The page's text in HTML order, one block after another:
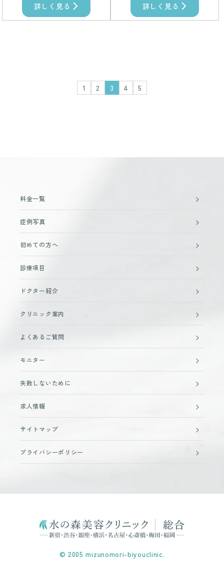
詳しく見る 詳しく見る
1 2 3 4 5
料金一覧
症例写真
初めての方へ
診療項目
ドクター紹介
クリニック案内
よくあるご質問
モニター
失敗しないために
求人情報
サイトマップ
プライバシーポリシー
© 2005 mizunomori-biyouclinic.